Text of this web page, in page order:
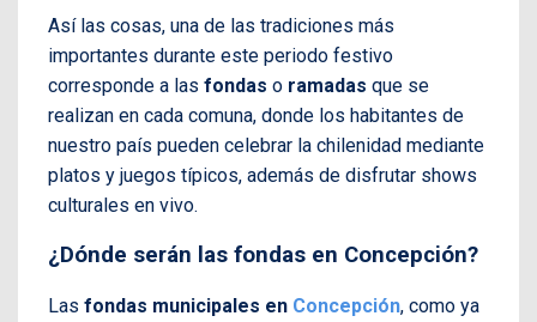
Así las cosas, una de las tradiciones más
importantes durante este periodo festivo
corresponde a las fondas o ramadas que se
realizan en cada comuna, donde los habitantes de
nuestro país pueden celebrar la chilenidad mediante
platos y juegos típicos, además de disfrutar shows
culturales en vivo.
¿Dónde serán las fondas en Concepción?
Las fondas municipales en Concepción, como ya